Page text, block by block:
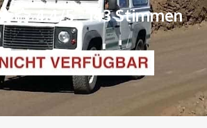
4.4/5 -143Stimmen